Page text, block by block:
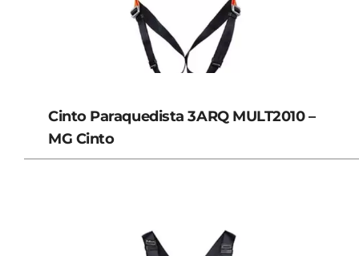
Cinto Paraquedista 3ARQ MULT2010 –
MG Cinto